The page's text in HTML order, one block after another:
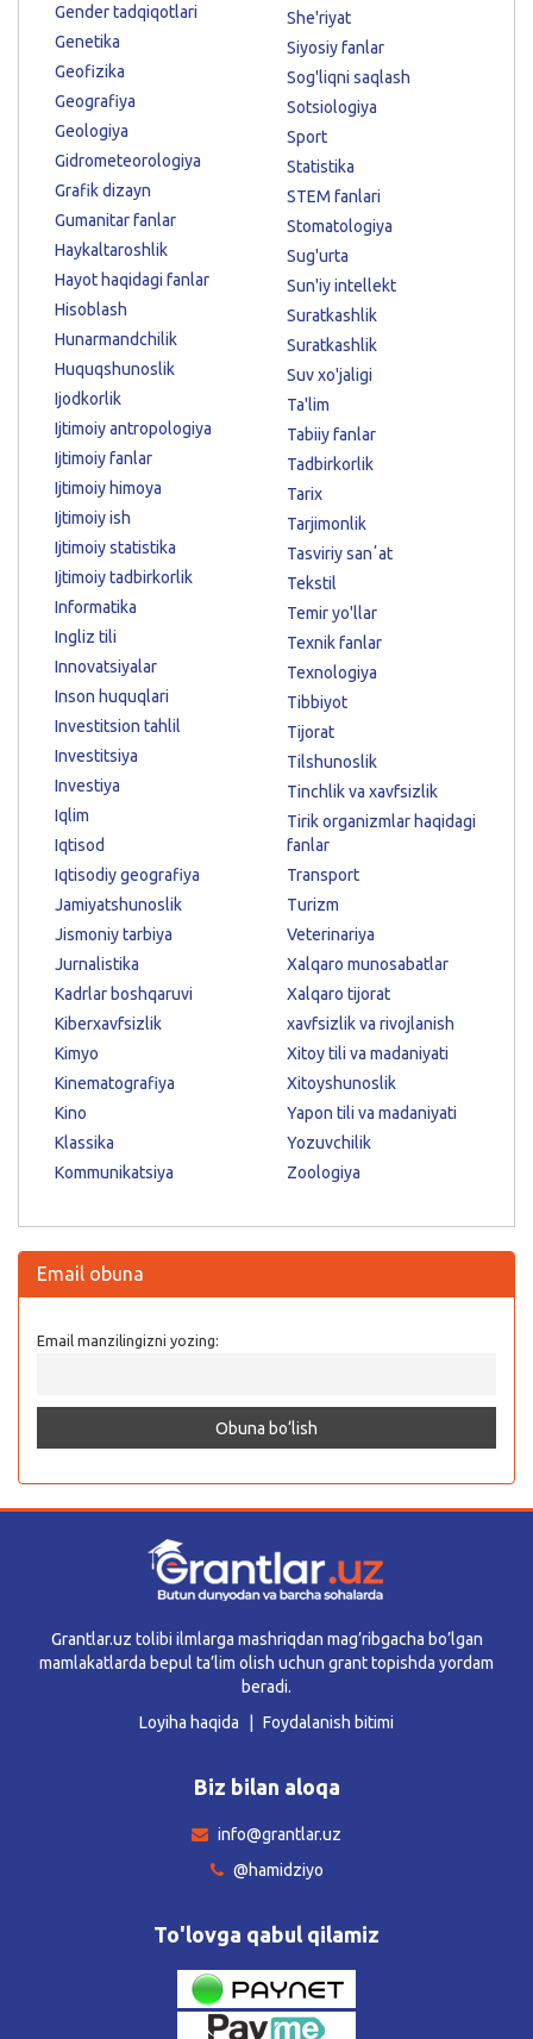
Gender tadqiqotlari
Genetika
Geofizika
Geografiya
Geologiya
Gidrometeorologiya
Grafik dizayn
Gumanitar fanlar
Haykaltaroshlik
Hayot haqidagi fanlar
Hisoblash
Hunarmandchilik
Huquqshunoslik
Ijodkorlik
Ijtimoiy antropologiya
Ijtimoiy fanlar
Ijtimoiy himoya
Ijtimoiy ish
Ijtimoiy statistika
Ijtimoiy tadbirkorlik
Informatika
Ingliz tili
Innovatsiyalar
Inson huquqlari
Investitsion tahlil
Investitsiya
Investiya
Iqlim
Iqtisod
Iqtisodiy geografiya
Jamiyatshunoslik
Jismoniy tarbiya
Jurnalistika
Kadrlar boshqaruvi
Kiberxavfsizlik
Kimyo
Kinematografiya
Kino
Klassika
Kommunikatsiya
She'riyat
Siyosiy fanlar
Sog'liqni saqlash
Sotsiologiya
Sport
Statistika
STEM fanlari
Stomatologiya
Sug'urta
Sun'iy intellekt
Suratkashlik
Suratkashlik
Suv xo'jaligi
Ta'lim
Tabiiy fanlar
Tadbirkorlik
Tarix
Tarjimonlik
Tasviriy sanʼat
Tekstil
Temir yo'llar
Texnik fanlar
Texnologiya
Tibbiyot
Tijorat
Tilshunoslik
Tinchlik va xavfsizlik
Tirik organizmlar haqidagi
fanlar
Transport
Turizm
Veterinariya
Xalqaro munosabatlar
Xalqaro tijorat
xavfsizlik va rivojlanish
Xitoy tili va madaniyati
Xitoyshunoslik
Yapon tili va madaniyati
Yozuvchilik
Zoologiya
Email obuna
Email manzilingizni yozing:
Grantlar.uz tolibi ilmlarga mashriqdan mag’ribgacha bo’lgan
mamlakatlarda bepul ta’lim olish uchun grant topishda yordam
beradi.
Loyiha haqida
Foydalanish bitimi
Biz bilan aloqa
info@grantlar.uz
@hamidziyo
To'lovga qabul qilamiz